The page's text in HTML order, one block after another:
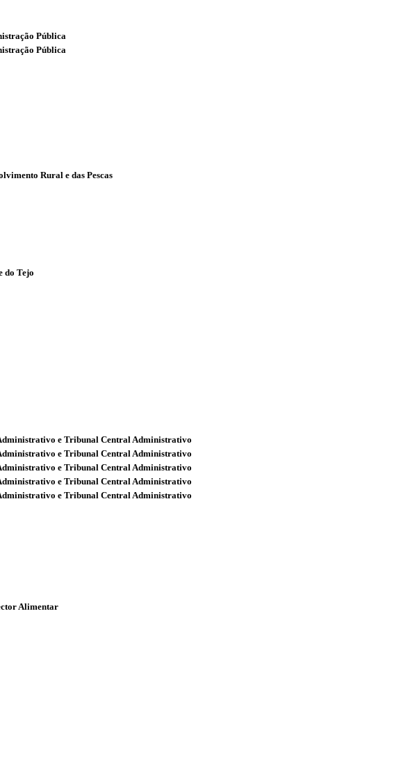
Pública
Pública
Rural e das Pescas
do Tejo
e Tribunal Central Administrativo
e Tribunal Central Administrativo
e Tribunal Central Administrativo
e Tribunal Central Administrativo
e Tribunal Central Administrativo
Alimentar